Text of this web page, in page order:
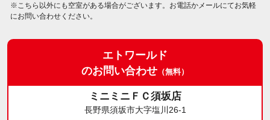
※こちら以外にも空室がある場合がございます。お電話かメールにてお気軽
にお問い合わせください。
エトワールド
のお問い合わせ （無料）
ミニミニＦＣ須坂店
長野県須坂市大字塩川26-1